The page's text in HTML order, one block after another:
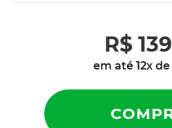
R$ 139
em até 12x de